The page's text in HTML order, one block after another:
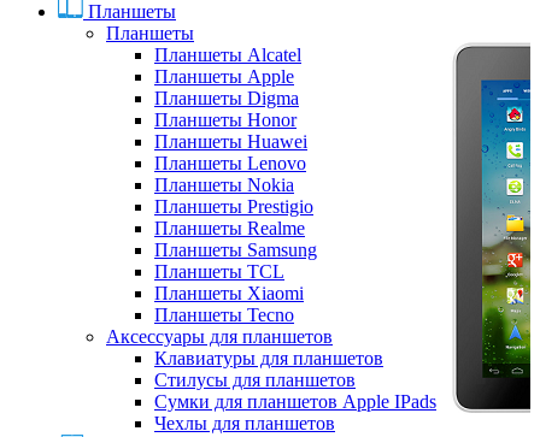
Планшеты
Планшеты
Планшеты Alcatel
Планшеты Apple
Планшеты Digma
Планшеты Honor
Планшеты Huawei
Планшеты Lenovo
Планшеты Nokia
Планшеты Prestigio
Планшеты Realme
Планшеты Samsung
Планшеты TCL
Планшеты Xiaomi
Планшеты Tecno
Аксессуары для планшетов
Клавиатуры для планшетов
Стилусы для планшетов
Сумки для планшетов Apple IPads
Чехлы для планшетов